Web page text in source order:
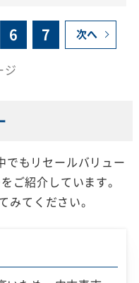
6 7 次へ
ジ
もリセールバリュー
ご紹介しています。
みてください。